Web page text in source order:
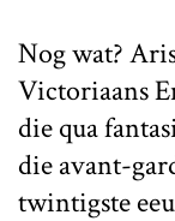
Nog wat?
Victoriaans
die qua
die avant-
twintigste